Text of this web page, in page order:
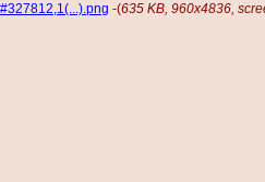
-(635 KB, 960x4836,